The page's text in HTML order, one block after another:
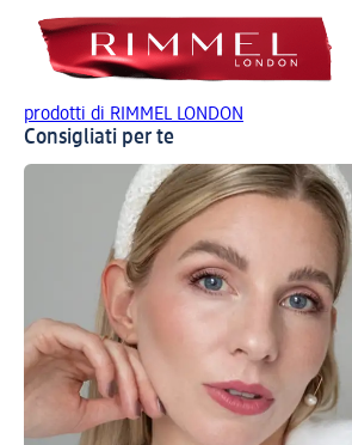
prodotti di RIMMEL LONDON
Consigliati per te